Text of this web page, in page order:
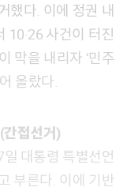
10·26 사건이 터진
막을 내리자 ‘민주
올랐다.
간접선거)
대통령 특별선언
부른다. 이에 기반